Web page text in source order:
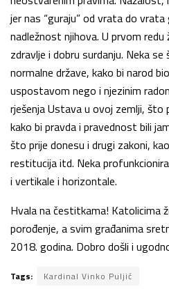
jer nas “guraju” od vrata do
nadležnost njihova. U prvom redu
zdravlje i dobru surdanju. Neka
normalne države, kako bi narod
uspostavom nego i njezinim
rješenja Ustava u ovoj zemlji, što
kako bi pravda i pravednost bili
što prije donesu i drugi zakoni,
restitucija itd. Neka
i vertikale i horizontale.
Hvala na čestitkama! Katolicima
porođenje, a svim građanima
2018. godina. Dobro došli i
Tags: Kardinal Vinko Puljić